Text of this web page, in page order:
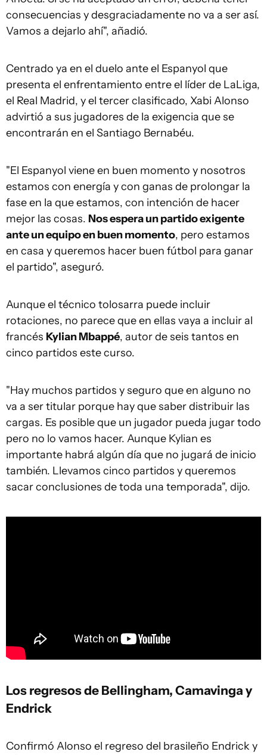
consecuencias y desgraciadamente no va a ser así.
Vamos a dejarlo ahí", añadió.
Centrado ya en el duelo ante el Espanyol que
presenta el enfrentamiento entre el líder de LaLiga,
el Real Madrid, y el tercer clasificado, Xabi Alonso
advirtió a sus jugadores de la exigencia que se
encontrarán en el Santiago Bernabéu.
"El Espanyol viene en buen momento y nosotros
estamos con energía y con ganas de prolongar la
fase en la que estamos, con intención de hacer
mejor las cosas. Nos espera un partido exigente
ante un equipo en buen momento, pero estamos
en casa y queremos hacer buen fútbol para ganar
el partido", aseguró.
Aunque el técnico tolosarra puede incluir
rotaciones, no parece que en ellas vaya a incluir al
francés Kylian Mbappé, autor de seis tantos en
cinco partidos este curso.
"Hay muchos partidos y seguro que en alguno no
va a ser titular porque hay que saber distribuir las
cargas. Es posible que un jugador pueda jugar todo
pero no lo vamos hacer. Aunque Kylian es
importante habrá algún día que no jugará de inicio
también. Llevamos cinco partidos y queremos
sacar conclusiones de toda una temporada", dijo.
Los regresos de Bellingham, Camavinga y
Endrick
Confirmó Alonso el regreso del brasileño Endrick y